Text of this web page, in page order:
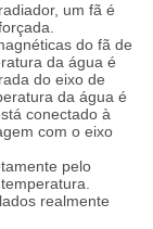
um fã é
do fã de
da água é
do eixo de
da água é
conectado à
com o eixo
pelo
realmente